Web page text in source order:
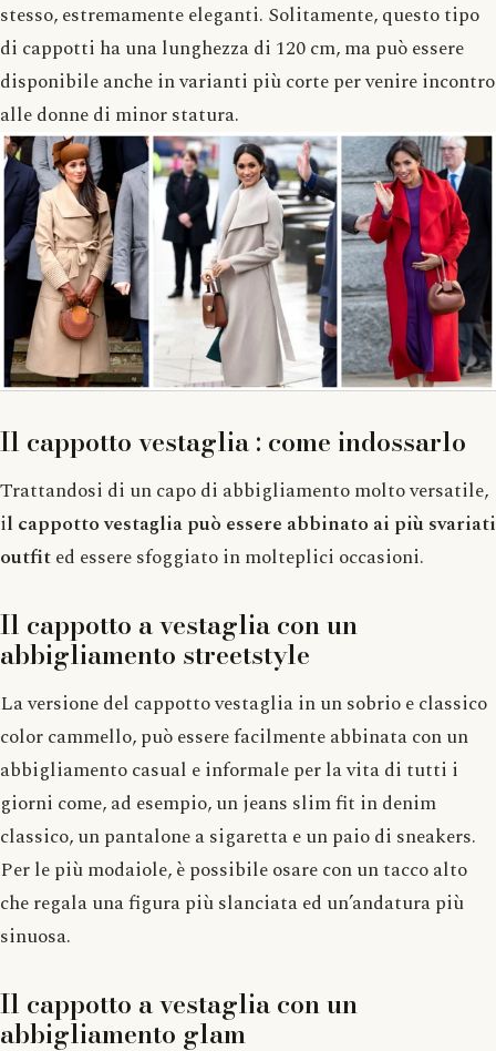
stesso, estremamente eleganti. Solitamente, questo tipo
di cappotti ha una lunghezza di 120 cm, ma può essere
disponibile anche in varianti più corte per venire incontro
alle donne di minor statura.
Il cappotto vestaglia : come indossarlo
Trattandosi di un capo di abbigliamento molto versatile,
il cappotto vestaglia può essere abbinato ai più svariati
outfited essere sfoggiato in molteplici occasioni.
Il cappotto a vestaglia con un
abbigliamento streetstyle
La versione del cappotto vestaglia in un sobrio e classico
color cammello, può essere facilmente abbinata con un
abbigliamento casual e informale per la vita di tutti i
giorni come, ad esempio, un jeans slim fit in denim
classico, un pantalone a sigaretta e un paio di sneakers.
Per le più modaiole, è possibile osare con un tacco alto
che regala una figura più slanciata ed un’andatura più
sinuosa.
Il cappotto a vestaglia con un
abbigliamento glam